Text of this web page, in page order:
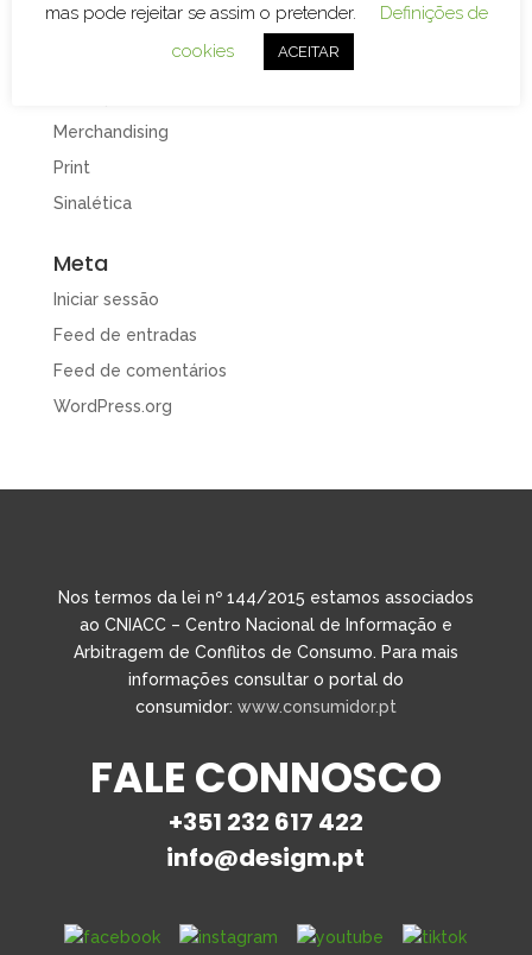
Decoração de Viaturas
Design e Publicidade
Merchandising
Print
Sinalética
Meta
Iniciar sessão
Feed de entradas
Feed de comentários
WordPress.org
Nos termos da lei nº 144/2015 estamos associados
ao CNIACC – Centro Nacional de Informação e
Arbitragem de Conflitos de Consumo. Para mais
informações consultar o portal do
consumidor: www.consumidor.pt
FALE CONNOSCO
+351 232 617 422
info@desigm.pt
mas pode rejeitar se assim o pretender.
Definições de
cookies
ACEITAR